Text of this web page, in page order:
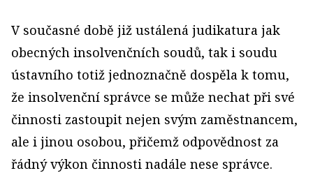
V současné době již ustálená judikatura jak
obecných insolvenčních soudů, tak i soudu
ústavního totiž jednoznačně dospěla k tomu,
že insolvenční správce se může nechat při své
činnosti zastoupit nejen svým zaměstnancem,
ale i jinou osobou, přičemž odpovědnost za
řádný výkon činnosti nadále nese správce.